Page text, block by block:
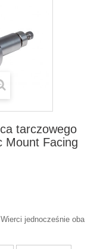
tarczowego
Mount Facing
jednocześnie oba